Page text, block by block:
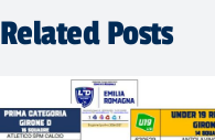
Related Posts